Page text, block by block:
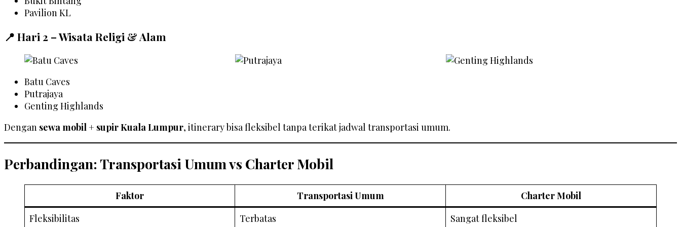
Pavilion KL
📍 Hari 2 – Wisata Religi & Alam
Batu Caves
Putrajaya
Genting Highlands
Dengan sewa mobil + supir Kuala Lumpur, itinerary bisa fleksibel tanpa terikat jadwal transportasi umum.
Perbandingan: Transportasi Umum vs Charter Mobil
Faktor Transportasi Umum
Charter Mobil
Fleksibilitas
Terbatas Sangat fleksibel